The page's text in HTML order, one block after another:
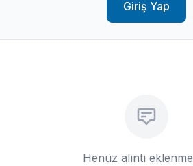
Giriş Yap
Henüz alıntı